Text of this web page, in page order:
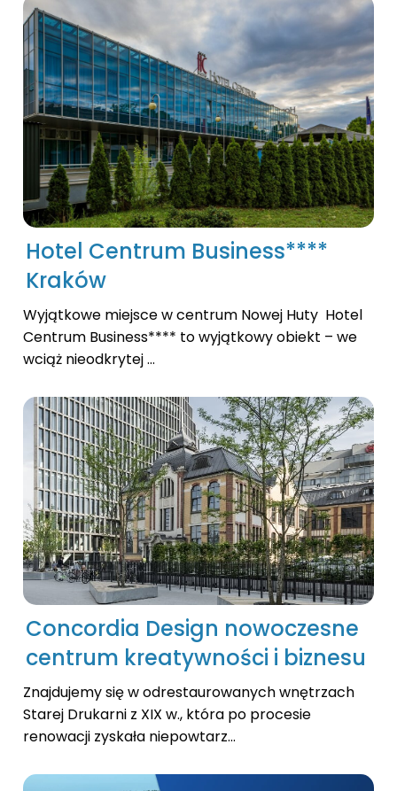
Hotel Centrum Business****
Kraków
Wyjątkowe miejsce w centrum Nowej Huty Hotel
Centrum Business**** to wyjątkowy obiekt – we
wciąż nieodkrytej ...
Concordia Design nowoczesne
centrum kreatywności i biznesu
Znajdujemy się w odrestaurowanych wnętrzach
Starej Drukarni z XIX w., która po procesie
renowacji zyskała niepowtarz...